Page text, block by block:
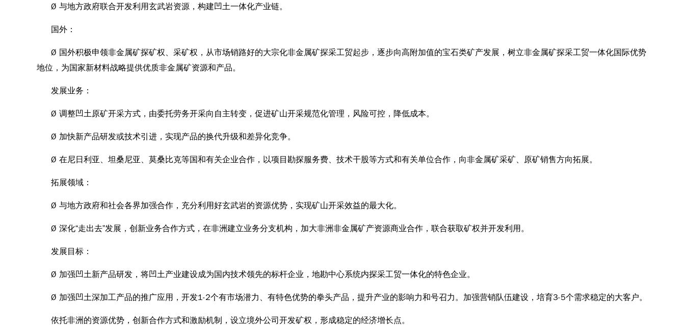
Ø 与地方政府联合开发利用玄武岩资源，构建凹土一体化产业链。
国外：
Ø 国外积极申领非金属矿探矿权、采矿权，从市场销路好的大宗化非金属矿探采工贸起步，逐步向高附加值的宝石类矿产发展，树立非金属矿探采工贸一体化国际优势
地位，为国家新材料战略提供优质非金属矿资源和产品。
发展业务：
Ø 调整凹土原矿开采方式，由委托劳务开采向自主转变，促进矿山开采规范化管理，风险可控，降低成本。
Ø 加快新产品研发或技术引进，实现产品的换代升级和差异化竞争。
Ø 在尼日利亚、坦桑尼亚、莫桑比克等国和有关企业合作，以项目勘探服务费、技术干股等方式和有关单位合作，向非金属矿采矿、原矿销售方向拓展。
拓展领域：
Ø 与地方政府和社会各界加强合作，充分利用好玄武岩的资源优势，实现矿山开采效益的最大化。
Ø 深化“走出去”发展，创新业务合作方式，在非洲建立业务分支机构，加大非洲非金属矿产资源商业合作，联合获取矿权并开发利用。
发展目标：
Ø 加强凹土新产品研发，将凹土产业建设成为国内技术领先的标杆企业，地勘中心系统内探采工贸一体化的特色企业。
Ø 加强凹土深加工产品的推广应用，开发1-2个有市场潜力、有特色优势的拳头产品，提升产业的影响力和号召力。加强营销队伍建设，培育3-5个需求稳定的大客户。
依托非洲的资源优势，创新合作方式和激励机制，设立境外公司开发矿权，形成稳定的经济增长点。